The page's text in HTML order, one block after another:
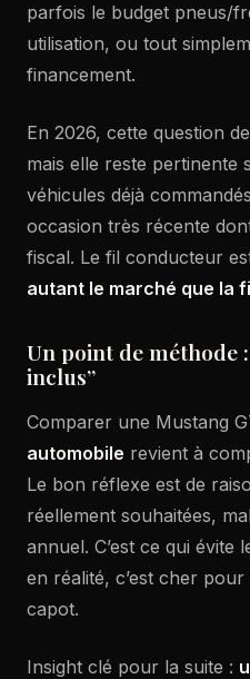
parfois le budget pneus/
utilisation, ou tout
financement.
En 2026, cette question
mais elle reste pertinente
véhicules déjà
occasion très récente
fiscal. Le fil conducteur
autant le marché que la
Un point de méthode
inclus”
Comparer une Mustang
automobile revient à
Le bon réflexe est de
réellement souhaitées,
annuel. C’est ce qui évite
en réalité, c’est cher
capot.
Insight clé pour la suite :